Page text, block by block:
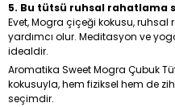
5. Bu tütsü ruhsal rahatlama
Evet, Mogra çiçeği kokusu,
yardımcı olur. Meditasyon ve
idealdir.
Aromatika Sweet Mogra Çubuk
kokusuyla, hem fiziksel hem de
seçimdir.